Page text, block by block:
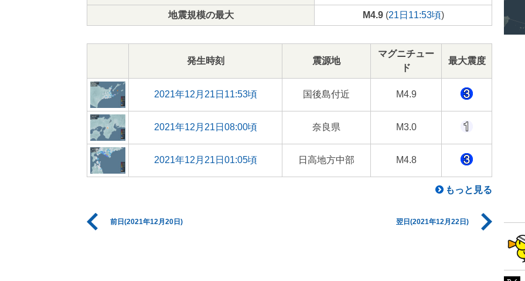
地震規模の最大 M4.9(21日11:53頃)
発生時刻 震源地
マグニチュー
ド
最大震度
2021年12月21日11:53頃 国後島付近 M4.9
2021年12月21日08:00頃 奈良県 M3.0
2021年12月21日01:05頃 日高地方中部 M4.8
もっと見る
前日(2021年12月20日) 翌日(2021年12月22日)